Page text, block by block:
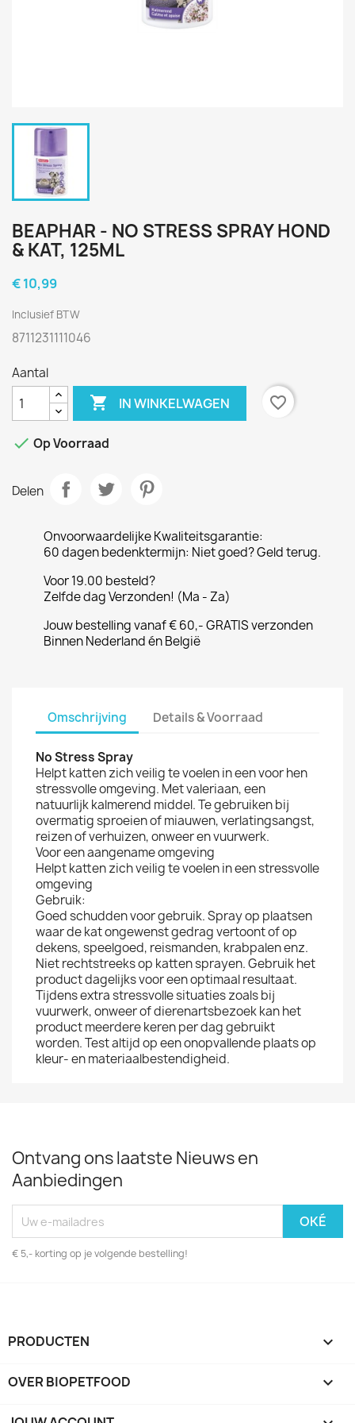
BEAPHAR - NO STRESS SPRAY HOND
& KAT, 125ML
€ 10,99
Inclusief BTW
8711231111046
Aantal
 IN WINKELWAGEN favorite_border
 Op Voorraad
Delen
Onvoorwaardelijke Kwaliteitsgarantie:
60 dagen bedenktermijn: Niet goed? Geld terug.
Voor 19.00 besteld?
Zelfde dag Verzonden! (Ma - Za)
Jouw bestelling vanaf € 60,- GRATIS verzonden
Binnen Nederland én België
Omschrijving Details & Voorraad
No Stress Spray
Helpt katten zich veilig te voelen in een voor hen
stressvolle omgeving. Met valeriaan, een
natuurlijk kalmerend middel. Te gebruiken bij
overmatig sproeien of miauwen, verlatingsangst,
reizen of verhuizen, onweer en vuurwerk.
Voor een aangename omgeving
Helpt katten zich veilig te voelen in een stressvolle
omgeving
Gebruik:
Goed schudden voor gebruik. Spray op plaatsen
waar de kat ongewenst gedrag vertoont of op
dekens, speelgoed, reismanden, krabpalen enz.
Niet rechtstreeks op katten sprayen. Gebruik het
product dagelijks voor een optimaal resultaat.
Tijdens extra stressvolle situaties zoals bij
vuurwerk, onweer of dierenartsbezoek kan het
product meerdere keren per dag gebruikt
worden. Test altijd op een onopvallende plaats op
kleur- en materiaalbestendigheid.
Ontvang ons laatste Nieuws en
Aanbiedingen
€ 5,- korting op je volgende bestelling!
PRODUCTEN 
OVER BIOPETFOOD 